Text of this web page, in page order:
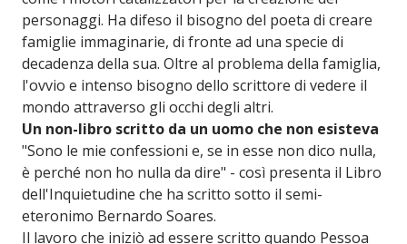
personaggi. Ha difeso il bisogno del poeta di creare
famiglie immaginarie, di fronte ad una specie di
decadenza della sua. Oltre al problema della famiglia,
l'ovvio e intenso bisogno dello scrittore di vedere il
mondo attraverso gli occhi degli altri.
Un non-libro scritto da un uomo che non esisteva
"Sono le mie confessioni e, se in esse non dico nulla,
è perché non ho nulla da dire" - così presenta il Libro
dell'Inquietudine che ha scritto sotto il semi-
eteronimo Bernardo Soares.
Il lavoro che iniziò ad essere scritto quando Pessoa